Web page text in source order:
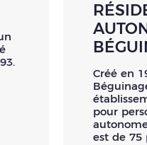
Créé en
pour
est de 75